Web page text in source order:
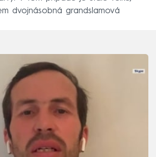
dvojnásobná grandslamová